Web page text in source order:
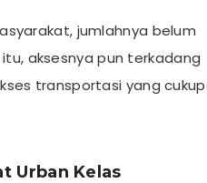
jumlahnya belum
aksesnya pun terkadang
transportasi yang cukup
Urban Kelas